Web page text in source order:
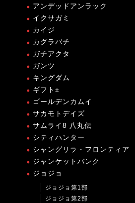
アンデッドアンラック
イクサガミ
カイジ
カグラバチ
ガチアクタ
ガンツ
キングダム
ギフト±
ゴールデンカムイ
サカモトデイズ
サムライ8 八丸伝
シティハンター
シャングリラ・フロンティア
ジャンケットバンク
ジョジョ
ジョジョ第1部
ジョジョ第2部